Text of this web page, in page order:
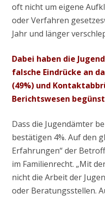
oft nicht um eigene
oder Verfahren
Jahr und länger
Dabei haben die
falsche Eindrücke an
(49%) und
Berichtswesen
Dass die Jugendämter
bestätigen 4%. Auf den
Erfahrungen“ der
im Familienrecht. „Mit
nicht die Arbeit der
oder Beratungsstellen.